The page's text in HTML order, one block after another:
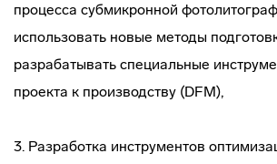
процесса субмикронной
использовать новые методы
разрабатывать специальные
проекта к производству (DFM),
3. Разработка инструментов